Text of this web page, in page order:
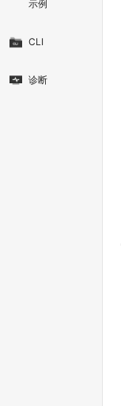
示例
CLI
诊断